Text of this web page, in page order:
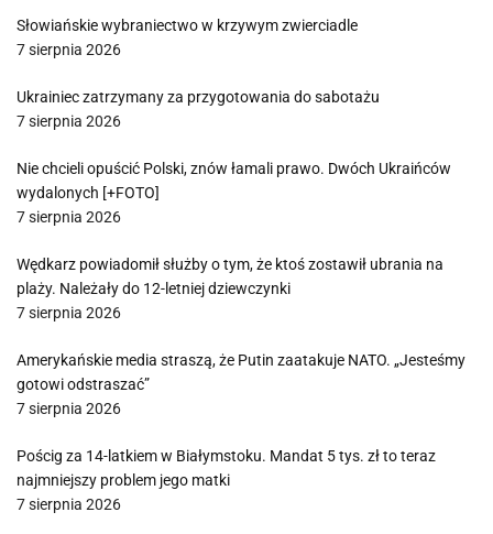
Słowiańskie wybraniectwo w krzywym zwierciadle
7 sierpnia 2026
Ukrainiec zatrzymany za przygotowania do sabotażu
7 sierpnia 2026
Nie chcieli opuścić Polski, znów łamali prawo. Dwóch Ukraińców
wydalonych [+FOTO]
7 sierpnia 2026
Wędkarz powiadomił służby o tym, że ktoś zostawił ubrania na
plaży. Należały do 12-letniej dziewczynki
7 sierpnia 2026
Amerykańskie media straszą, że Putin zaatakuje NATO. „Jesteśmy
gotowi odstraszać”
7 sierpnia 2026
Pościg za 14-latkiem w Białymstoku. Mandat 5 tys. zł to teraz
najmniejszy problem jego matki
7 sierpnia 2026